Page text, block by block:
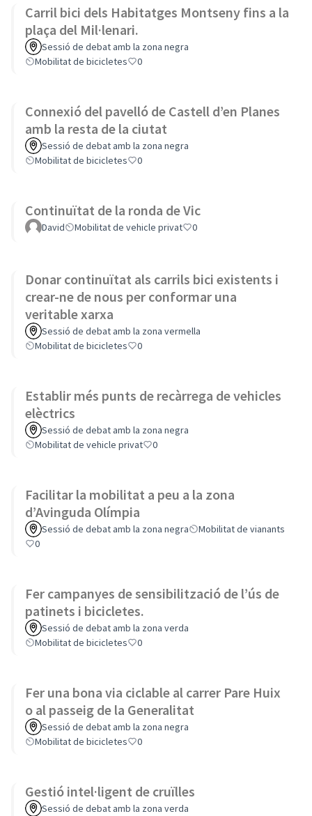
Carril bici dels Habitatges Montseny fins a la
plaça del Mil·lenari.
Sessió de debat amb la zona negra
Mobilitat de bicicletes
0
Connexió del pavelló de Castell d’en Planes
amb la resta de la ciutat
Sessió de debat amb la zona negra
Mobilitat de bicicletes
0
Continuïtat de la ronda de Vic
David Mobilitat de vehicle privat 0
Donar continuïtat als carrils bici existents i
crear-ne de nous per conformar una
veritable xarxa
Sessió de debat amb la zona vermella
Mobilitat de bicicletes
0
Establir més punts de recàrrega de vehicles
elèctrics
Sessió de debat amb la zona negra
Mobilitat de vehicle privat
0
Facilitar la mobilitat a peu a la zona
d’Avinguda Olímpia
Sessió de debat amb la zona negra
Mobilitat de vianants
0
Fer campanyes de sensibilització de l’ús de
patinets i bicicletes.
Sessió de debat amb la zona verda
Mobilitat de bicicletes
0
Fer una bona via ciclable al carrer Pare Huix
o al passeig de la Generalitat
Sessió de debat amb la zona negra
Mobilitat de bicicletes
0
Gestió intel·ligent de cruïlles
Sessió de debat amb la zona verda